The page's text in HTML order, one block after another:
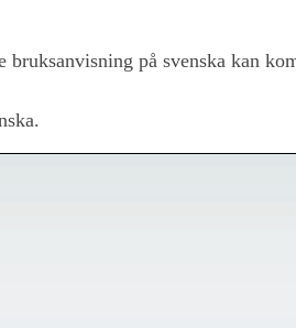
bruksanvisning på svenska kan